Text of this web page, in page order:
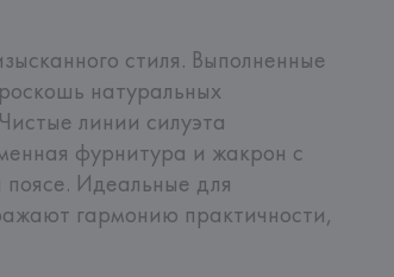
стиля. Выполненные
натуральных
линии силуэта
фурнитура и жакрон с
Идеальные для
гармонию практичности,